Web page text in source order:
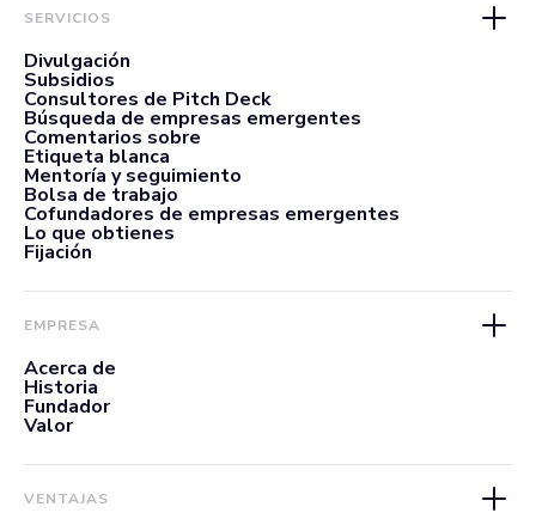
SERVICIOS
Divulgación
Subsidios
Consultores de Pitch Deck
Búsqueda de empresas emergentes
Comentarios sobre
Etiqueta blanca
Mentoría y seguimiento
Bolsa de trabajo
Cofundadores de empresas emergentes
Lo que obtienes
Fijación
EMPRESA
Acerca de
Historia
Fundador
Valor
VENTAJAS